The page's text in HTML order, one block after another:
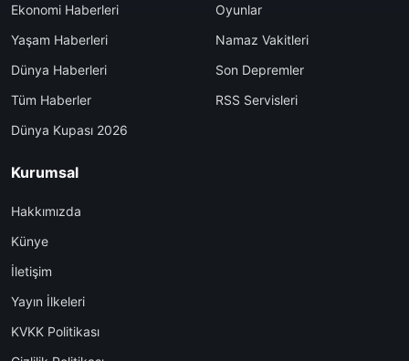
Ekonomi Haberleri
Yaşam Haberleri
Dünya Haberleri
Tüm Haberler
Dünya Kupası 2026
Oyunlar
Namaz Vakitleri
Son Depremler
RSS Servisleri
Kurumsal
Hakkımızda
Künye
İletişim
Yayın İlkeleri
KVKK Politikası